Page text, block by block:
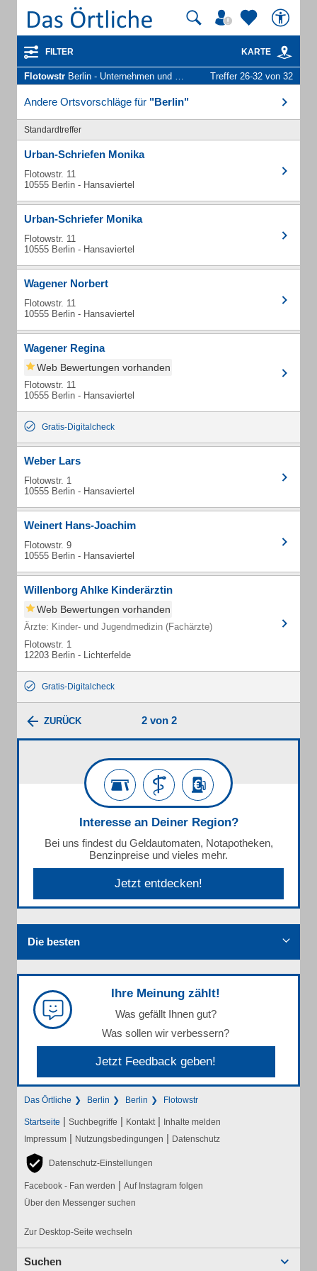
FILTER KARTE
Flotowstr Berlin - Unternehmen und Personen Treffer 26-32 von 32
Andere Ortsvorschläge für "Berlin"
Standardtreffer
Urban-Schriefen Monika
Flotowstr. 11
10555 Berlin - Hansaviertel
Urban-Schriefer Monika
Flotowstr. 11
10555 Berlin - Hansaviertel
Wagener Norbert
Flotowstr. 11
10555 Berlin - Hansaviertel
Wagener Regina
Web Bewertungen vorhanden
Flotowstr. 11
10555 Berlin - Hansaviertel
Gratis-Digitalcheck
Weber Lars
Flotowstr. 1
10555 Berlin - Hansaviertel
Weinert Hans-Joachim
Flotowstr. 9
10555 Berlin - Hansaviertel
Willenborg Ahlke Kinderärztin
Web Bewertungen vorhanden
Ärzte: Kinder- und Jugendmedizin (Fachärzte)
Flotowstr. 1
12203 Berlin - Lichterfelde
Gratis-Digitalcheck
ZURÜCK 2 von 2
Interesse an Deiner Region?
Bei uns findest du Geldautomaten, Notapotheken,
Benzinpreise und vieles mehr.
Jetzt entdecken!
Die besten
Ihre Meinung zählt!
Was gefällt Ihnen gut?
Was sollen wir verbessern?
Jetzt Feedback geben!
Das Örtliche Berlin Berlin Flotowstr
Startseite | Suchbegriffe | Kontakt | Inhalte melden
Impressum | Nutzungsbedingungen | Datenschutz
Datenschutz-Einstellungen
Facebook - Fan werden | Auf Instagram folgen
Über den Messenger suchen
Zur Desktop-Seite wechseln
Suchen